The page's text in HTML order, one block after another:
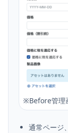
※Before管理
通常ページ